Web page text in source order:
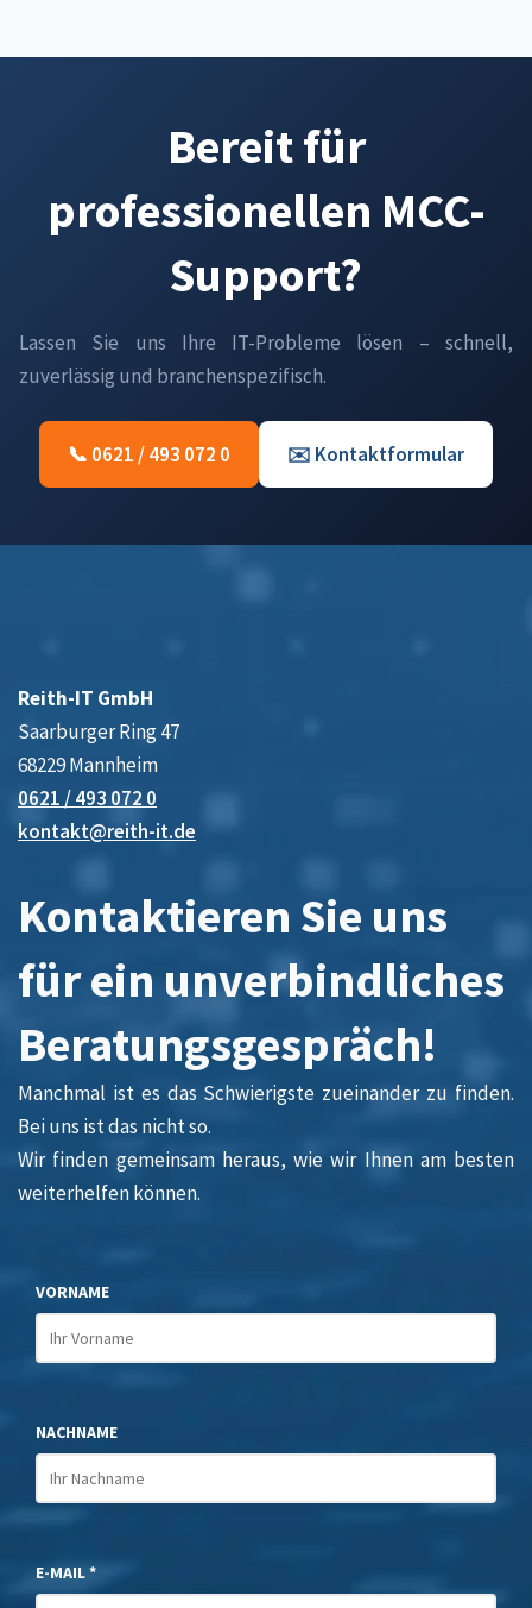
Bereit für
professionellen MCC-
Support?
Lassen Sie uns Ihre IT-Probleme lösen – schnell,
zuverlässig und branchenspezifisch.
📞 0621 / 493 072 0 ✉️ Kontaktformular
Reith-IT GmbH
Saarburger Ring 47
68229 Mannheim
0621 / 493 072 0
kontakt@reith-it.de
Kontaktieren Sie uns
für ein unverbindliches
Beratungsgespräch!
Manchmal ist es das Schwierigste zueinander zu finden.
Bei uns ist das nicht so.
Wir finden gemeinsam heraus, wie wir Ihnen am besten
weiterhelfen können.
VORNAME
NACHNAME
E-MAIL *